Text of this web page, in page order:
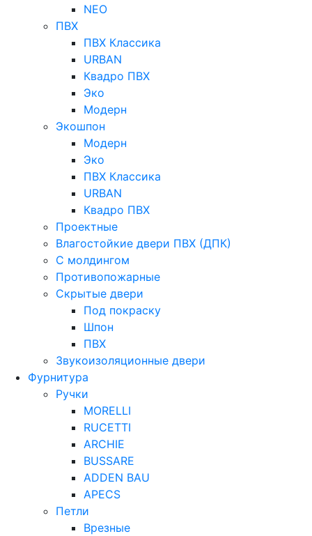
NEO
ПВХ
ПВХ Классика
URBAN
Квадро ПВХ
Эко
Модерн
Экошпон
Модерн
Эко
ПВХ Классика
URBAN
Квадро ПВХ
Проектные
Влагостойкие двери ПВХ (ДПК)
С молдингом
Противопожарные
Скрытые двери
Под покраску
Шпон
ПВХ
Звукоизоляционные двери
Фурнитура
Ручки
MORELLI
RUCETTI
ARCHIE
BUSSARE
ADDEN BAU
APECS
Петли
Врезные